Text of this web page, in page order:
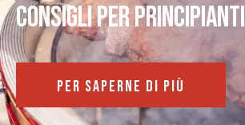
Consigli per principianti
PER SAPERNE DI PIÙ